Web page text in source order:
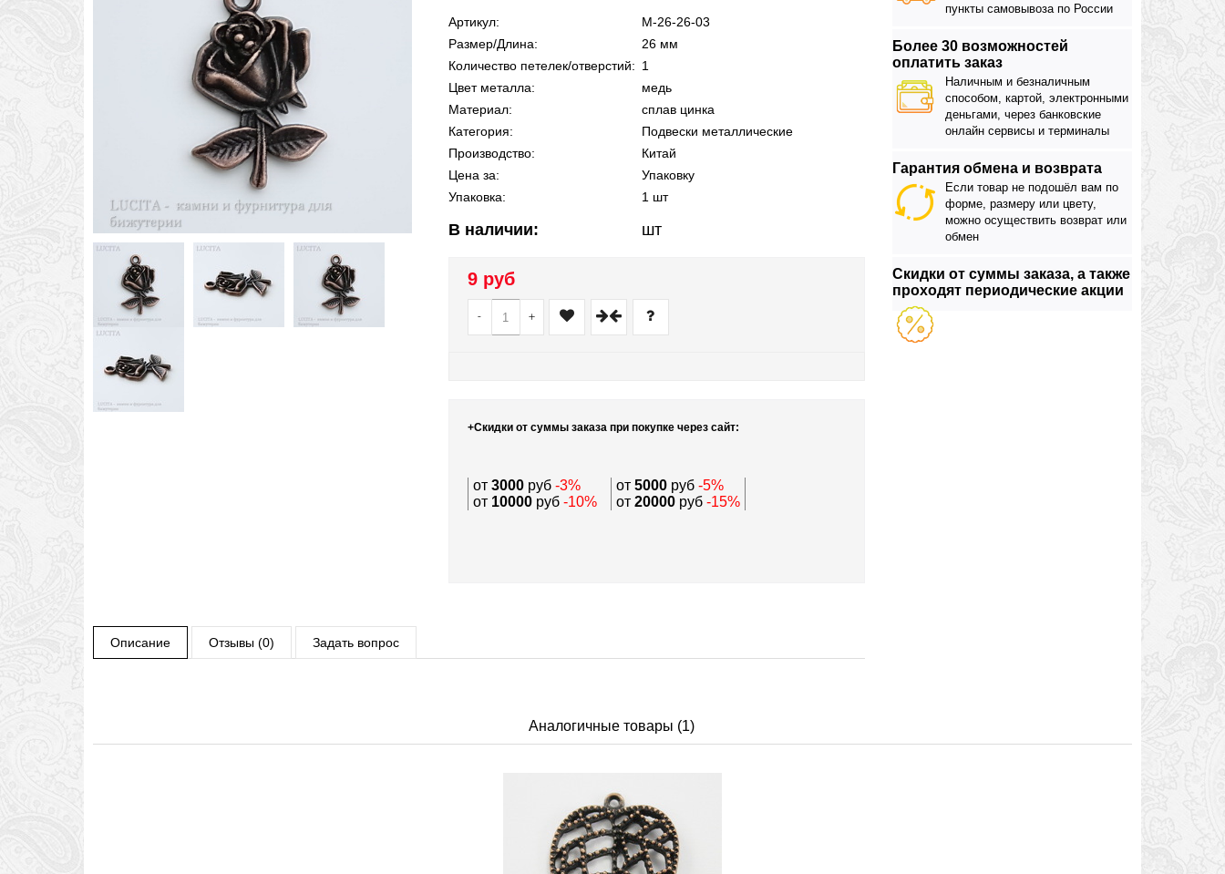
пункты самовывоза по России
Более 30 возможностей
оплатить заказ
Наличным и безналичным
способом, картой, электронными
деньгами, через банковские
онлайн сервисы и терминалы
Гарантия обмена и возврата
Если товар не подошёл вам по
форме, размеру или цвету,
можно осуществить возврат или
обмен
Скидки от суммы заказа, а также
проходят периодические акции
Артикул:
М-26-26-03
Размер/Длина:
26 мм
Количество петелек/отверстий: 1
Цвет металла:
медь
Материал:
сплав цинка
Категория:
Подвески металлические
Производство:
Китай
Цена за:
Упаковку
Упаковка:
1 шт
В наличии: шт
9 руб
- +
+Скидки от суммы заказа при покупке через сайт:
от3000руб -3% от 5000руб-5%
от 10000руб -10% от 20000руб -15%
Описание Отзывы (0) Задать вопрос
Аналогичные товары (1)